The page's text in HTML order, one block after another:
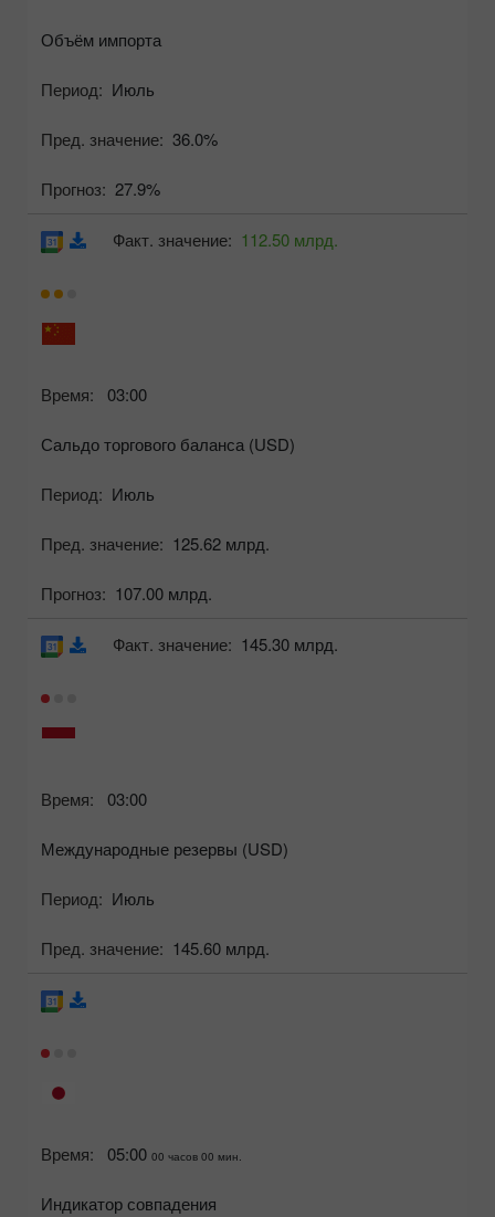
Объём импорта
Период: Июль
Пред. значение: 36.0%
Прогноз: 27.9%
Время: 03:00
Сальдо торгового баланса (USD)
Период: Июль
Пред. значение: 125.62 млрд.
Прогноз: 107.00 млрд.
Факт. значение: 112.50 млрд.
Время: 03:00
Международные резервы (USD)
Период: Июль
Пред. значение: 145.60 млрд.
Факт. значение: 145.30 млрд.
Время: 05:00 00 часов 00 мин.
Индикатор совпадения